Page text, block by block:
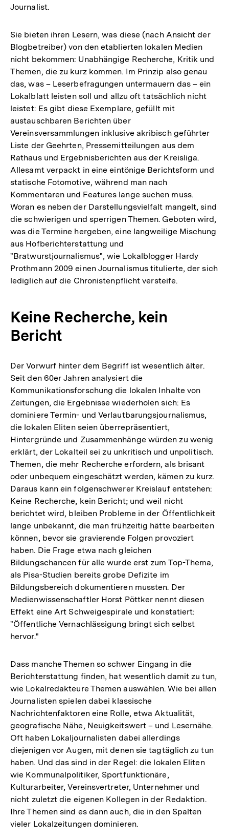
Journalist.
Sie bieten ihren Lesern, was diese (nach Ansicht der
Blogbetreiber) von den etablierten lokalen Medien
nicht bekommen: Unabhängige Recherche, Kritik und
Themen, die zu kurz kommen. Im Prinzip also genau
das, was – Leserbefragungen untermauern das – ein
Lokalblatt leisten soll und allzu oft tatsächlich nicht
leistet: Es gibt diese Exemplare, gefüllt mit
austauschbaren Berichten über
Vereinsversammlungen inklusive akribisch geführter
Liste der Geehrten, Pressemitteilungen aus dem
Rathaus und Ergebnisberichten aus der Kreisliga.
Allesamt verpackt in eine eintönige Berichtsform und
statische Fotomotive, während man nach
Kommentaren und Features lange suchen muss.
Woran es neben der Darstellungsvielfalt mangelt, sind
die schwierigen und sperrigen Themen. Geboten wird,
was die Termine hergeben, eine langweilige Mischung
aus Hofberichterstattung und
"Bratwurstjournalismus", wie Lokalblogger Hardy
Prothmann 2009 einen Journalismus titulierte, der sich
lediglich auf die Chronistenpflicht versteife.
Keine Recherche, kein
Bericht
Der Vorwurf hinter dem Begriff ist wesentlich älter.
Seit den 60er Jahren analysiert die
Kommunikationsforschung die lokalen Inhalte von
Zeitungen, die Ergebnisse wiederholen sich: Es
dominiere Termin- und Verlautbarungsjournalismus,
die lokalen Eliten seien überrepräsentiert,
Hintergründe und Zusammenhänge würden zu wenig
erklärt, der Lokalteil sei zu unkritisch und unpolitisch.
Themen, die mehr Recherche erfordern, als brisant
oder unbequem eingeschätzt werden, kämen zu kurz.
Daraus kann ein folgenschwerer Kreislauf entstehen:
Keine Recherche, kein Bericht; und weil nicht
berichtet wird, bleiben Probleme in der Öffentlichkeit
lange unbekannt, die man frühzeitig hätte bearbeiten
können, bevor sie gravierende Folgen provoziert
haben. Die Frage etwa nach gleichen
Bildungschancen für alle wurde erst zum Top-Thema,
als Pisa-Studien bereits grobe Defizite im
Bildungsbereich dokumentieren mussten. Der
Medienwissenschaftler Horst Pöttker nennt diesen
Effekt eine Art Schweigespirale und konstatiert:
"Öffentliche Vernachlässigung bringt sich selbst
hervor."
Dass manche Themen so schwer Eingang in die
Berichterstattung finden, hat wesentlich damit zu tun,
wie Lokalredakteure Themen auswählen. Wie bei allen
Journalisten spielen dabei klassische
Nachrichtenfaktoren eine Rolle, etwa Aktualität,
geografische Nähe, Neuigkeitswert – und Lesernähe.
Oft haben Lokaljournalisten dabei allerdings
diejenigen vor Augen, mit denen sie tagtäglich zu tun
haben. Und das sind in der Regel: die lokalen Eliten
wie Kommunalpolitiker, Sportfunktionäre,
Kulturarbeiter, Vereinsvertreter, Unternehmer und
nicht zuletzt die eigenen Kollegen in der Redaktion.
Ihre Themen sind es dann auch, die in den Spalten
vieler Lokalzeitungen dominieren.